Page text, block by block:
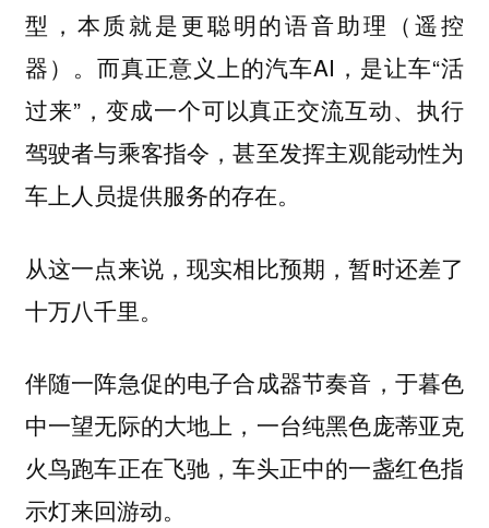
型，本质就是更聪明的语音助理（遥控
器）。而真正意义上的汽车AI，是让车“活
过来”，变成一个可以真正交流互动、执行
驾驶者与乘客指令，甚至发挥主观能动性为
车上人员提供服务的存在。
从这一点来说，现实相比预期，暂时还差了
十万八千里。
伴随一阵急促的电子合成器节奏音，于暮色
中一望无际的大地上，一台纯黑色庞蒂亚克
火鸟跑车正在飞驰，车头正中的一盏红色指
示灯来回游动。